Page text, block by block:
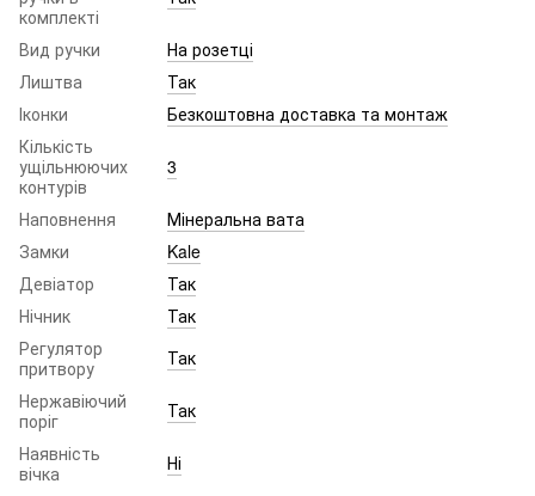
комплекті
Вид ручки
На розетці
Лиштва
Так
Іконки
Безкоштовна доставка та монтаж
Кількість
ущільнюючих
контурів
3
Наповнення
Мінеральна вата
Замки
Kale
Девіатор
Так
Нічник
Так
Регулятор
притвору
Так
Нержавіючий
поріг
Так
Наявність
вічка
Ні